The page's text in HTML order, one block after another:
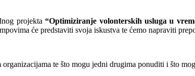
projekta“Optimiziranje volonterskih usluga u
će predstaviti svoja iskustva te ćemo napraviti
te što mogu jedni drugima ponuditi i što